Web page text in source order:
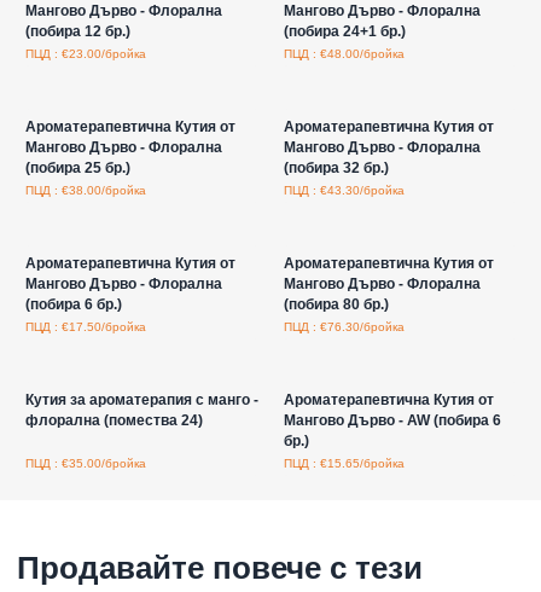
Мангово Дърво - Флорална
(побира 12 бр.)
ПЦД : €23.00/бройка
Мангово Дърво - Флорална
(побира 24+1 бр.)
ПЦД : €48.00/бройка
Ароматерапевтична Кутия от
Мангово Дърво - Флорална
(побира 25 бр.)
ПЦД : €38.00/бройка
Ароматерапевтична Кутия от
Мангово Дърво - Флорална
(побира 32 бр.)
ПЦД : €43.30/бройка
Ароматерапевтична Кутия от
Мангово Дърво - Флорална
(побира 6 бр.)
ПЦД : €17.50/бройка
Ароматерапевтична Кутия от
Мангово Дърво - Флорална
(побира 80 бр.)
ПЦД : €76.30/бройка
Кутия за ароматерапия с манго -
флорална (помества 24)
ПЦД : €35.00/бройка
Ароматерапевтична Кутия от
Мангово Дърво - AW (побира 6
бр.)
ПЦД : €15.65/бройка
Продавайте повече с тези